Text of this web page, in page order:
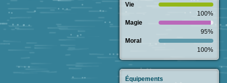
Vie
100%
Magie
95%
Moral
100%
Équipements